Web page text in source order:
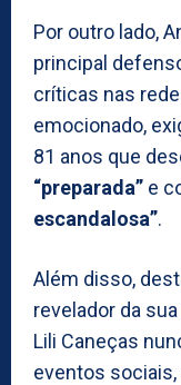
Por outro lado,
principal
críticas nas
emocionado,
81 anos que
“preparada” e
escandalosa”.
Além disso,
revelador da
Lili Caneças
eventos